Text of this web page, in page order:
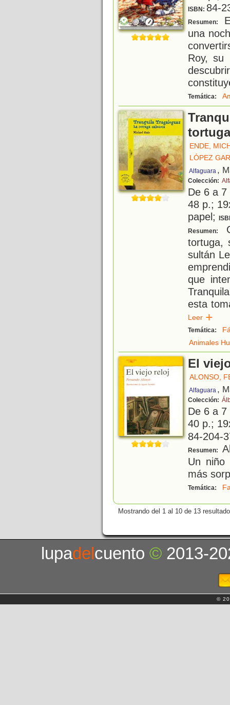
ISBN: 84-
Resumen:
una
Roy, su
Temática:
ENDE,
LÓPEZ
Alfaguara ,
Colección:
De 6 a
48 p.;
papel;
Resumen:
tortuga,
sultán
que
esta
Leer
Temática:
Animales
El
ALONSO,
Alfaguara ,
Colección:
De 6 a
40 p.;
84-204-
Resumen:
Un niño
más
Temática:
Mostrando del 1 al 10 de 13
lupadelcuento© 2013-
©